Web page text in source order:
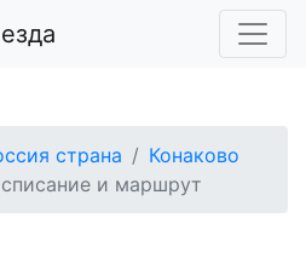
страна
Конаково
и маршрут